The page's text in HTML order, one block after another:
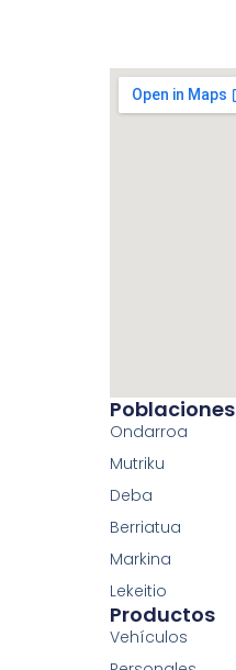
Poblaciones
Ondarroa
Mutriku
Deba
Berriatua
Markina
Lekeitio
Productos
Vehículos